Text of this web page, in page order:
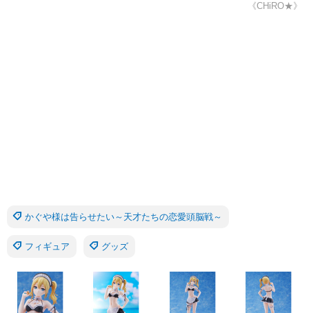
《CHiRO★》
かぐや様は告らせたい～天才たちの恋愛頭脳戦～
フィギュア グッズ